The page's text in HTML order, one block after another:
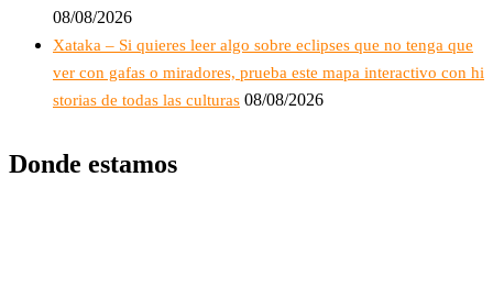
08/08/2026
Xataka – Si quieres leer algo sobre eclipses que no tenga que
ver con gafas o miradores, prueba este mapa interactivo con hi
storias de todas las culturas 08/08/2026
Donde estamos